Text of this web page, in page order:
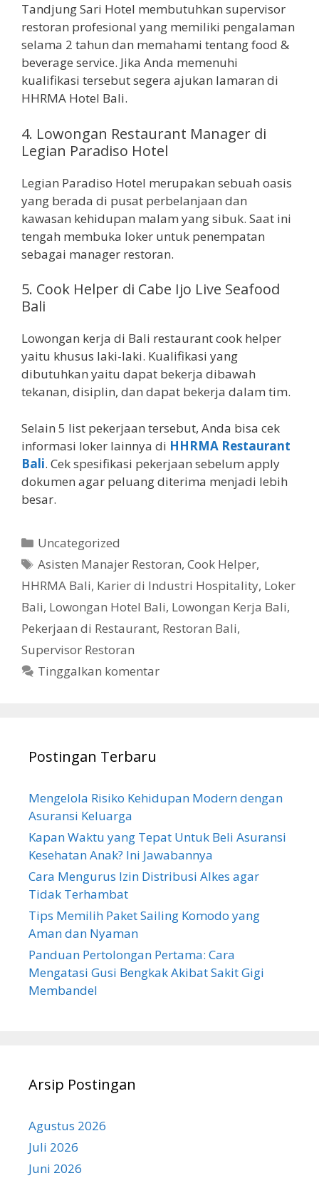
Tandjung Sari Hotel membutuhkan supervisor
restoran profesional yang memiliki pengalaman
selama 2 tahun dan memahami tentang food &
beverage service. Jika Anda memenuhi
kualifikasi tersebut segera ajukan lamaran di
HHRMA Hotel Bali.
4. Lowongan Restaurant Manager di
Legian Paradiso Hotel
Legian Paradiso Hotel merupakan sebuah oasis
yang berada di pusat perbelanjaan dan
kawasan kehidupan malam yang sibuk. Saat ini
tengah membuka loker untuk penempatan
sebagai manager restoran.
5. Cook Helper di Cabe Ijo Live Seafood
Bali
Lowongan kerja di Bali restaurant cook helper
yaitu khusus laki-laki. Kualifikasi yang
dibutuhkan yaitu dapat bekerja dibawah
tekanan, disiplin, dan dapat bekerja dalam tim.
Selain 5 list pekerjaan tersebut, Anda bisa cek
informasi loker lainnya di HHRMA Restaurant
Bali. Cek spesifikasi pekerjaan sebelum apply
dokumen agar peluang diterima menjadi lebih
besar.
Kategori
Uncategorized
Tag
Asisten Manajer Restoran,Cook Helper,
HHRMA Bali, Karier di Industri Hospitality, Loker
Bali, Lowongan Hotel Bali, Lowongan Kerja Bali,
Pekerjaan di Restaurant, Restoran Bali,
Supervisor Restoran
Tinggalkan komentar
Postingan Terbaru
Mengelola Risiko Kehidupan Modern dengan
Asuransi Keluarga
Kapan Waktu yang Tepat Untuk Beli Asuransi
Kesehatan Anak? Ini Jawabannya
Cara Mengurus Izin Distribusi Alkes agar
Tidak Terhambat
Tips Memilih Paket Sailing Komodo yang
Aman dan Nyaman
Panduan Pertolongan Pertama: Cara
Mengatasi Gusi Bengkak Akibat Sakit Gigi
Membandel
Arsip Postingan
Agustus 2026
Juli 2026
Juni 2026